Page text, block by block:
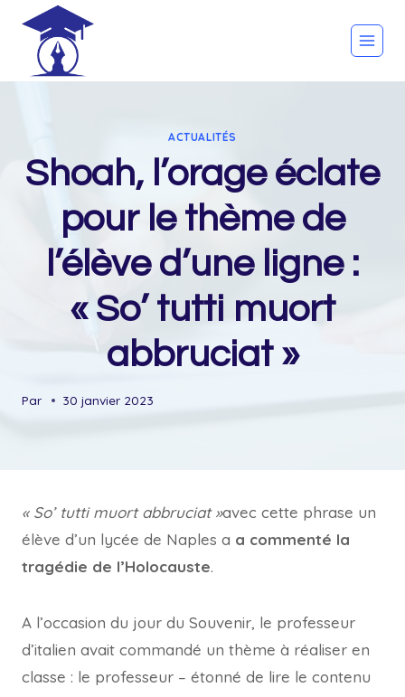
content
ACTUALITÉS
Shoah, l’orage éclate
pour le thème de
l’élève d’une ligne :
« So’ tutti muort
abbruciat »
Par 30 janvier 2023
« So’ tutti muort abbruciat »avec cette phrase un
élève d’un lycée de Naples a a commenté la
tragédie de l’Holocauste.
A l’occasion du jour du Souvenir, le professeur
d’italien avait commandé un thème à réaliser en
classe : le professeur – étonné de lire le contenu